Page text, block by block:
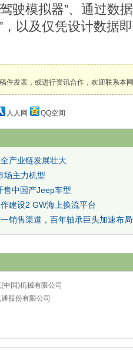
驶模拟器”、通过数
以及仅凭设计数据
发表，或进行资讯合作，欢迎联系本
人人网 QQ空间
产业链发展壮大
场主力机型
售中国产Jeep车型
建设2 GW海上换流平台
销售渠道，百年轴承巨头加速布
中国)机械有限公司
司
股份有限公司